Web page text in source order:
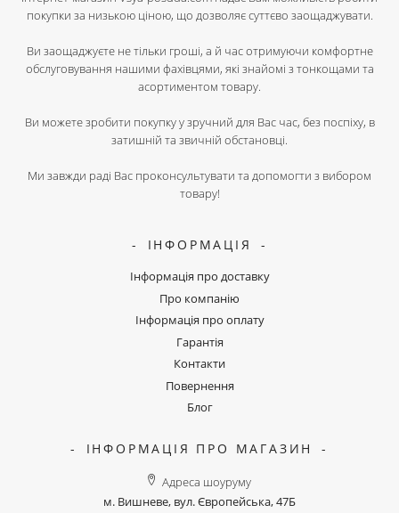
покупки за низькою ціною, що дозволяє суттєво заощаджувати.
Ви заощаджуєте не тільки гроші, а й час отримуючи комфортне
обслуговування нашими фахівцями, які знайомі з тонкощами та
асортиментом товару.
Ви можете зробити покупку у зручний для Вас час, без поспіху, в
затишній та звичній обстановці.
Ми завжди раді Вас проконсультувати та допомогти з вибором
товару!
ІНФОРМАЦІЯ
Інформація про доставку
Про компанію
Інформація про оплату
Гарантія
Контакти
Повернення
Блог
ІНФОРМАЦІЯ ПРО МАГАЗИН
Адреса шоуруму
м. Вишневе, вул. Європейська, 47Б